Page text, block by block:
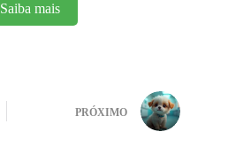
Saiba mais
PRÓXIMO